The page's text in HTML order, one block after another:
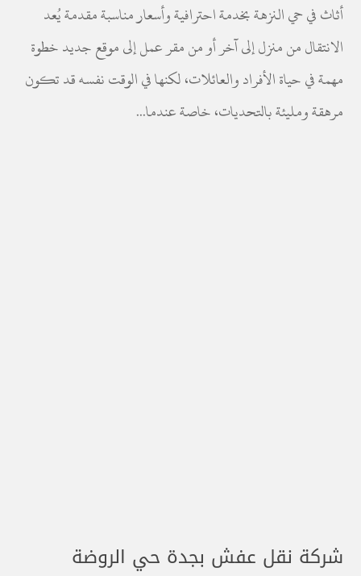
أثاث في حي النزهة بخدمة احترافية وأسعار مناسبة مقدمة يُعد
الانتقال من منزل إلى آخر أو من مقر عمل إلى موقع جديد خطوة
مهمة في حياة الأفراد والعائلات، لكنها في الوقت نفسه قد تكون
مرهقة ومليئة بالتحديات، خاصة عندما...
شركة نقل عفش بجدة حي الروضة